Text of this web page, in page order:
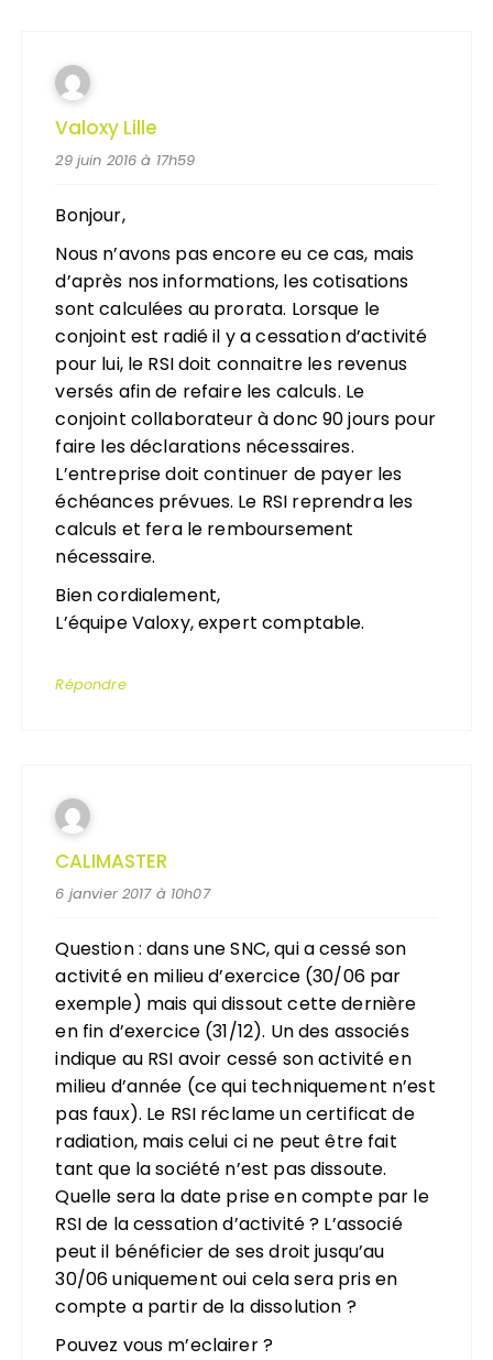
Valoxy Lille
29 juin 2016 à 17h59
Bonjour,
Nous n’avons pas encore eu ce cas, mais
d’après nos informations, les cotisations
sont calculées au prorata. Lorsque le
conjoint est radié il y a cessation d’activité
pour lui, le RSI doit connaitre les revenus
versés afin de refaire les calculs. Le
conjoint collaborateur à donc 90 jours pour
faire les déclarations nécessaires.
L’entreprise doit continuer de payer les
échéances prévues. Le RSI reprendra les
calculs et fera le remboursement
nécessaire.
Bien cordialement,
L’équipe Valoxy, expert comptable.
Répondre
CALIMASTER
6 janvier 2017 à 10h07
Question : dans une SNC, qui a cessé son
activité en milieu d’exercice (30/06 par
exemple) mais qui dissout cette dernière
en fin d’exercice (31/12). Un des associés
indique au RSI avoir cessé son activité en
milieu d’année (ce qui techniquement n’est
pas faux). Le RSI réclame un certificat de
radiation, mais celui ci ne peut être fait
tant que la société n’est pas dissoute.
Quelle sera la date prise en compte par le
RSI de la cessation d’activité ? L’associé
peut il bénéficier de ses droit jusqu’au
30/06 uniquement oui cela sera pris en
compte a partir de la dissolution ?
Pouvez vous m’eclairer ?